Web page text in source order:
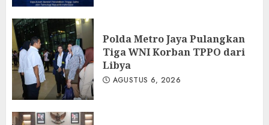
Polda Metro Jaya Pulangkan
Tiga WNI Korban TPPO dari
Libya
AGUSTUS 6, 2026